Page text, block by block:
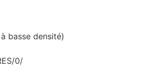
basse densité)
0/